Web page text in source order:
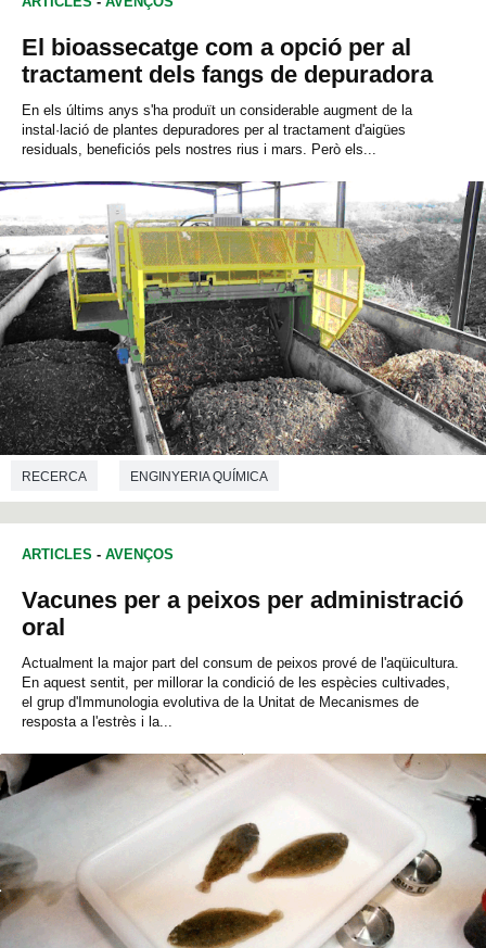
El bioassecatge com a opció per al
tractament dels fangs de depuradora
En els últims anys s'ha produït un considerable augment de la
instal·lació de plantes depuradores per al tractament d'aigües
residuals, beneficiós pels nostres rius i mars. Però els...
RECERCA ENGINYERIA QUÍMICA
ARTICLES - AVENÇOS
Vacunes per a peixos per administració
oral
Actualment la major part del consum de peixos prové de l'aqüicultura.
En aquest sentit, per millorar la condició de les espècies cultivades,
el grup d'Immunologia evolutiva de la Unitat de Mecanismes de
resposta a l'estrès i la...